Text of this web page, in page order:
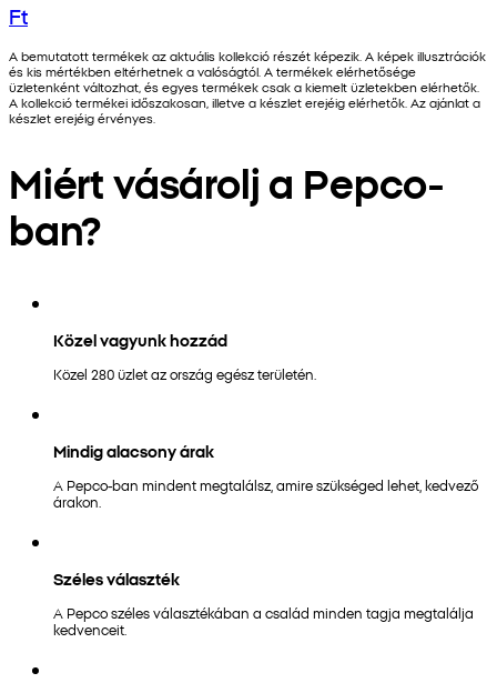
Ft
A bemutatott termékek az aktuális kollekció részét képezik. A képek illusztrációk
és kis mértékben eltérhetnek a valóságtól. A termékek elérhetősége
üzletenként változhat, és egyes termékek csak a kiemelt üzletekben elérhetők.
A kollekció termékei időszakosan, illetve a készlet erejéig elérhetők. Az ajánlat a
készlet erejéig érvényes.
Miért vásárolj a Pepco-
ban?
Közel vagyunk hozzád
Közel 280 üzlet az ország egész területén.
Mindig alacsony árak
A Pepco-ban mindent megtalálsz, amire szükséged lehet, kedvező
árakon.
Széles választék
A Pepco széles választékában a család minden tagja megtalálja
kedvenceit.